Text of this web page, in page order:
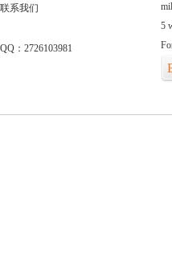
联系我们
QQ：2726103981
5